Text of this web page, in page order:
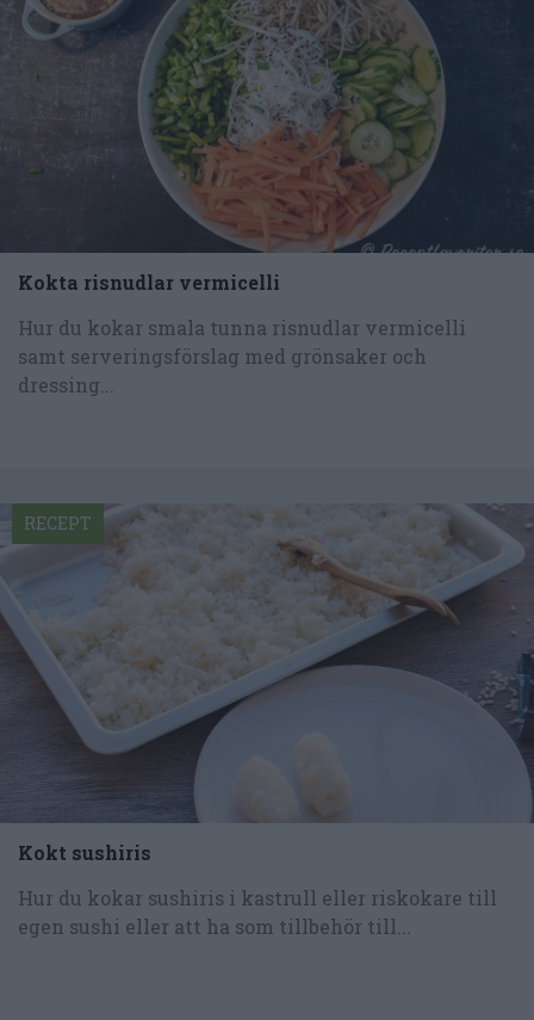
Kokta risnudlar vermicelli
Hur du kokar smala tunna risnudlar vermicelli
samt serveringsförslag med grönsaker och
dressing...
Kokt sushiris
Hur du kokar sushiris i kastrull eller riskokare till
egen sushi eller att ha som tillbehör till...
RECEPT